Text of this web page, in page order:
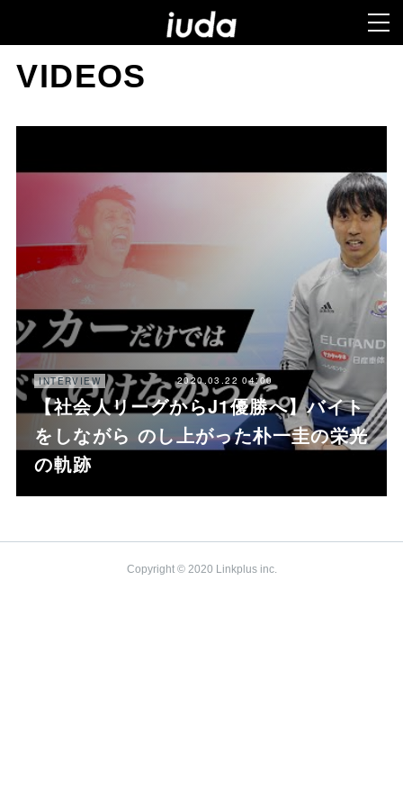
VIDEOS
INTERVIEW 2020.03.22 04:00
【社会人リーグからJ1優勝へ】バイト
をしながら のし上がった朴一圭の栄光
の軌跡
Copyright © 2020 Linkplus inc.